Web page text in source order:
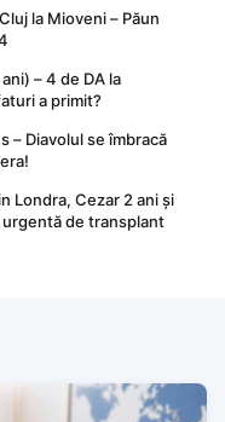
la Mioveni – Păun
– 4 de DA la
a primit?
– Diavolul se îmbracă
Londra, Cezar 2 ani și
urgentă de transplant